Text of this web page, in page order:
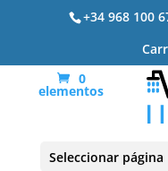
+34 968 100
0
elementos
Seleccionar página